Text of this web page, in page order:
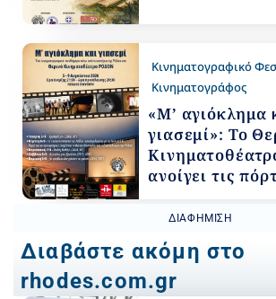
Κινηματογραφικό
Κινηματογράφος
«Μ’ αγιόκλημα
γιασεμί»: Το
ανοίγει τις
ΔΙΑΦΉΜΙΣΗ
Διαβάστε ακόμη στο
rhodes.com.gr